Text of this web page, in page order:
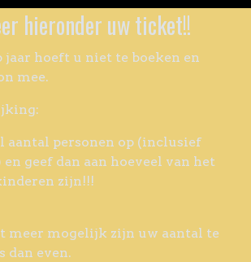
hieronder uw ticket!!
jaar hoeft u niet te boeken en
mee.
aantal personen op (inclusief
geef dan aan hoeveel van het
zijn!!!
meer mogelijk zijn uw aantal te
dan even.